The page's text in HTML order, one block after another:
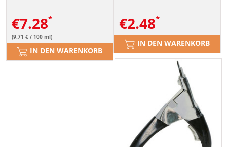
€7.28
(9.71 € / 100 ml)
IN DEN WARENKORB
€2.48
IN DEN WARENKORB